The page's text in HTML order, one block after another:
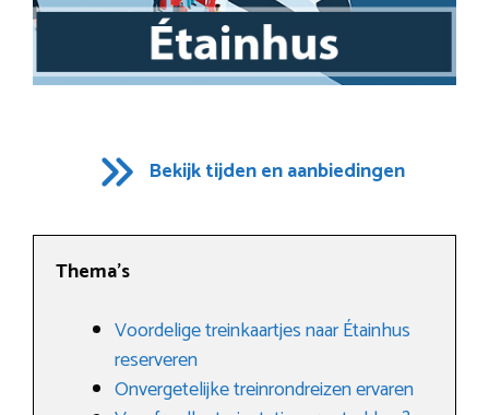
Bekijk tijden en aanbiedingen
Thema’s
Voordelige treinkaartjes naar Étainhus
reserveren
Onvergetelijke treinrondreizen ervaren